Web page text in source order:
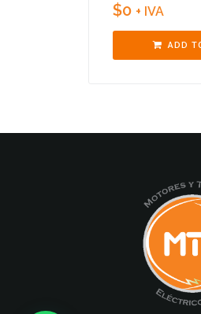
$0 + IVA
ADD